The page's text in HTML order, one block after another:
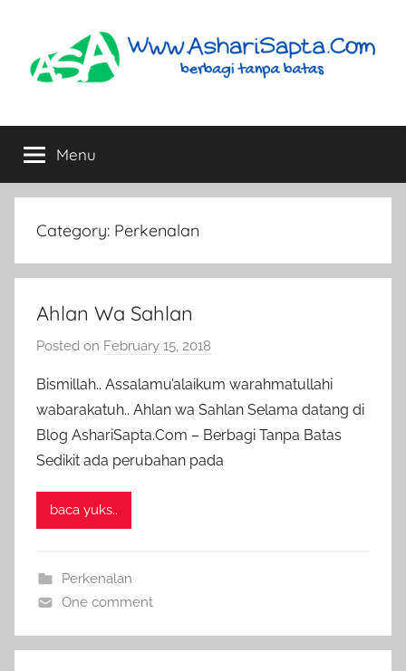
content
AshariSapta.Com
Batas
Menu
Category: Perkenalan
Ahlan Wa Sahlan
Posted on February 15, 2018
a
d
m
i
Bismillah.. Assalamu’alaikum warahmatullahi
wabarakatuh.. Ahlan wa Sahlan Selama datang di
Blog AshariSapta.Com – Berbagi Tanpa Batas
Sedikit ada perubahan pada
baca yuks..
Perkenalan
One comment